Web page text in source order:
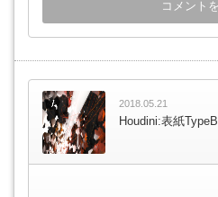
2018.05.21
Houdini:表紙TypeB